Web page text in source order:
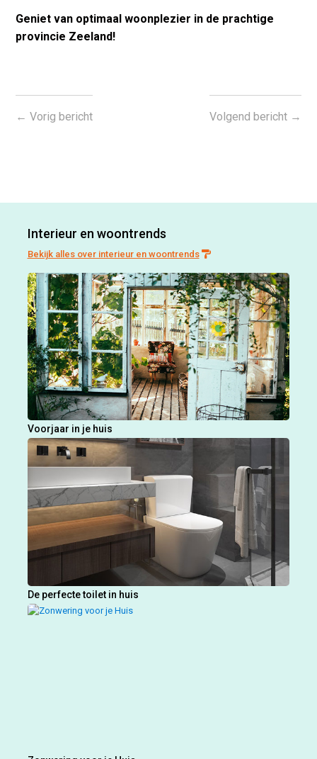
Geniet van optimaal woonplezier in de prachtige
provincie Zeeland!
←Vorig bericht Volgend bericht→
Interieur en woontrends
Bekijk alles over interieur en woontrends
Voorjaar in je huis
De perfecte toilet in huis